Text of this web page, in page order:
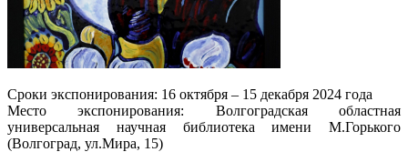
Сроки экспонирования: 16 октября – 15 декабря 2024 года
Место экспонирования: Волгоградская областная
универсальная научная библиотека имени М.Горького
(Волгоград, ул.Мира, 15)